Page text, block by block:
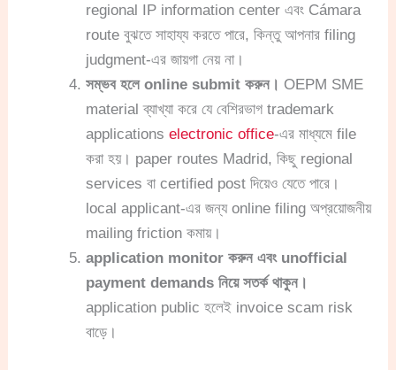
regional IP information center এবং Cámara
route বুঝতে সাহায্য করতে পারে, কিন্তু আপনার filing
judgment-এর জায়গা নেয় না।
সম্ভব হলে online submit করুন। OEPM SME
material ব্যাখ্যা করে যে বেশিরভাগ trademark
applicationselectronic office-এর মাধ্যমে file
করা হয়। paper routes Madrid, কিছু regional
services বা certified post দিয়েও যেতে পারে।
local applicant-এর জন্য online filing অপ্রয়োজনীয়
mailing friction কমায়।
application monitor করুন এবং unofficial
payment demands নিয়ে সতর্ক থাকুন।
application public হলেই invoice scam risk
বাড়ে।